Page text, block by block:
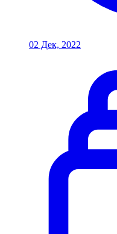
02 Дек, 2022